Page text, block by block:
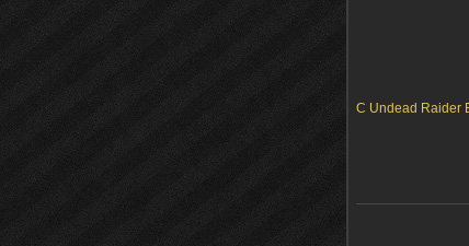
C Undead Raider